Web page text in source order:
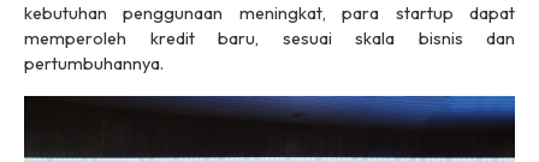
kebutuhan penggunaan meningkat, para startup dapat
memperoleh kredit baru, sesuai skala bisnis dan
pertumbuhannya.